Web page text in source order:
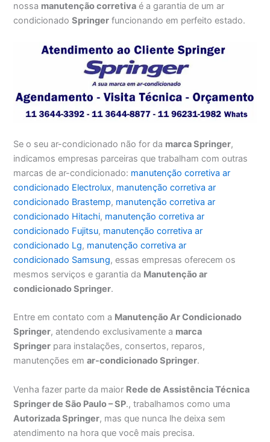
nossa manutenção corretiva é a garantia de um ar
condicionadoSpringer funcionando em perfeito estado.
Se o seu ar-condicionado não for da marca Springer,
indicamos empresas parceiras que trabalham com outras
marcas de ar-condicionado: manutenção corretiva ar
condicionado Electrolux, manutenção corretiva ar
condicionado Brastemp, manutenção corretiva ar
condicionado Hitachi, manutenção corretiva ar
condicionado Fujitsu, manutenção corretiva ar
condicionado Lg, manutenção corretiva ar
condicionado Samsung, essas empresas oferecem os
mesmos serviços e garantia da Manutenção ar
condicionado Springer.
Entre em contato com a Manutenção Ar Condicionado
Springer, atendendo exclusivamente a marca
Springer para instalações, consertos, reparos,
manutenções emar-condicionado Springer.
Venha fazer parte da maior Rede de Assistência Técnica
Springer de São Paulo – SP., trabalhamos como uma
Autorizada Springer, mas que nunca lhe deixa sem
atendimento na hora que você mais precisa.